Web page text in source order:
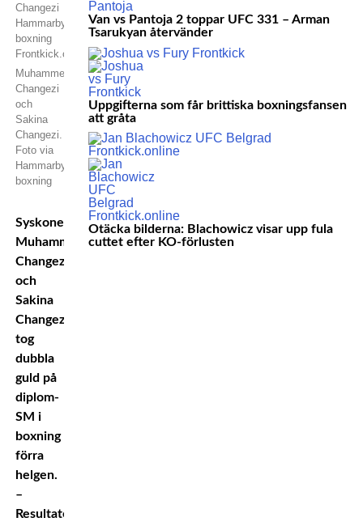
Muhammed
Changezi
och
Sakina
Changezi.
Foto via
Hammarby
boxning
Syskonen
Muhammed
Changezi
och
Sakina
Changezi
tog
dubbla
guld på
diplom-
SM i
boxning
förra
helgen.
–
Resultaten
Van vs Pantoja 2 toppar UFC 331 – Arman
Tsarukyan återvänder
Uppgifterna som får brittiska boxningsfansen
att gråta
Otäcka bilderna: Blachowicz visar upp fula
cuttet efter KO-förlusten